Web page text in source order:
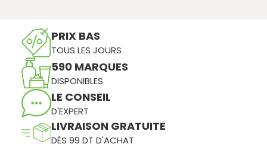
PRIX BAS
TOUS LES JOURS
590 MARQUES
DISPONIBLES
LE CONSEIL
D'EXPERT
LIVRAISON GRATUITE
DÈS 99 DT D'ACHAT